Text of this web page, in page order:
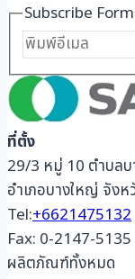
Subscribe Form
ที่ตั้ง
29/3 หมู่ 10 ตำบล
อำเภอบางใหญ่ จัง
Tel:+6621475132
Fax: 0-2147-5135
ผลิตภัณฑ์ทั้งหมด